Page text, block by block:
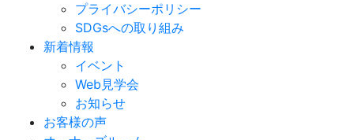
プライバシーポリシー
SDGsへの取り組み
新着情報
イベント
Web見学会
お知らせ
お客様の声